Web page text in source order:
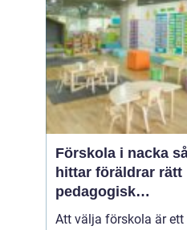
vilken köpare som går
att lita på. För den som
söker infor...
Förskola i nacka så
hittar föräldrar rätt
pedagogisk
trygghet
Att välja förskola är ett